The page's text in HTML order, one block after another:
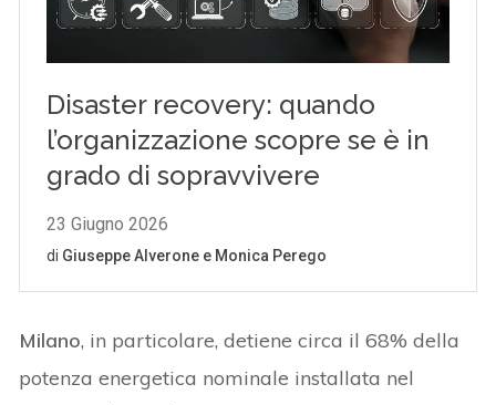
Milano, in particolare, detiene circa il 68% della
potenza energetica nominale installata nel